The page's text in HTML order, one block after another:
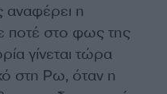
αναφέρει η
ποτέ στο φως της
γίνεται τώρα
στη Ρω, όταν η